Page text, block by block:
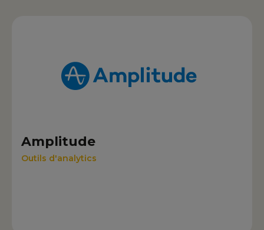
Amplitude
Outils d'analytics